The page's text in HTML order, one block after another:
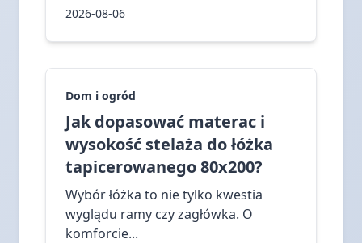
2026-08-06
Dom i ogród
Jak dopasować materac i
wysokość stelaża do łóżka
tapicerowanego 80x200?
Wybór łóżka to nie tylko kwestia
wyglądu ramy czy zagłówka. O
komforcie...